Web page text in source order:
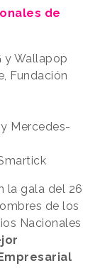
de
y Wallapop
Fundación
Mercedes-
la gala del 26
de los
Nacionales